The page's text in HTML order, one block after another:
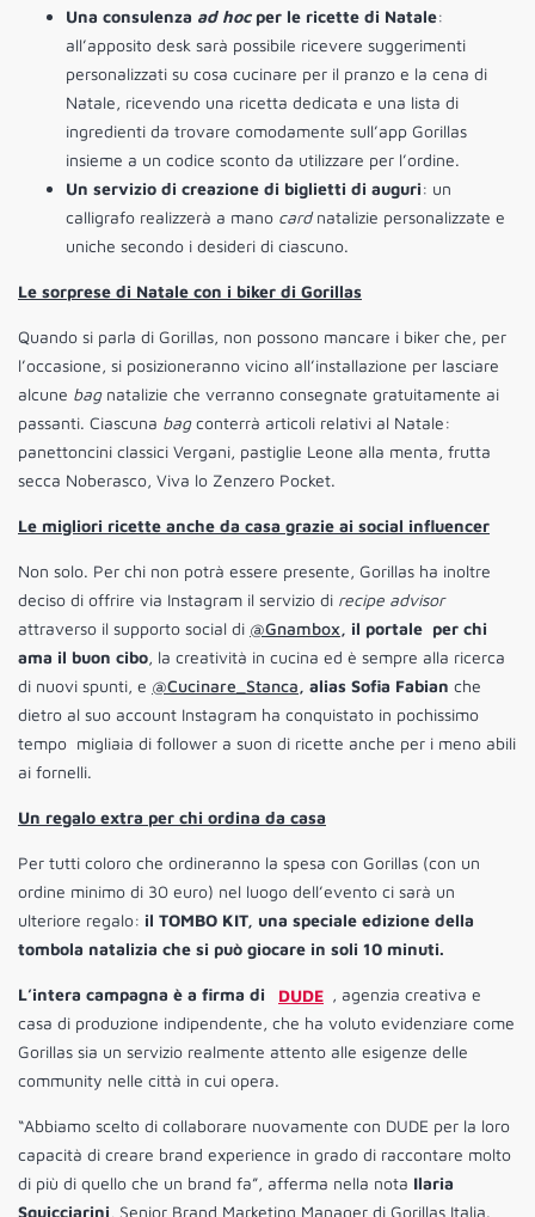
Una consulenza ad hocper le ricette di Natale:
all’apposito desk sarà possibile ricevere suggerimenti
personalizzati su cosa cucinare per il pranzo e la cena di
Natale, ricevendo una ricetta dedicata e una lista di
ingredienti da trovare comodamente sull’app Gorillas
insieme a un codice sconto da utilizzare per l’ordine.
Un servizio di creazione di biglietti di auguri: un
calligrafo realizzerà a mano cardnatalizie personalizzate e
uniche secondo i desideri di ciascuno.
Le sorprese di Natale con i biker di Gorillas
Quando si parla di Gorillas, non possono mancare i biker che, per
l’occasione, si posizioneranno vicino all’installazione per lasciare
alcune bag natalizie che verranno consegnate gratuitamente ai
passanti. Ciascuna bagconterrà articoli relativi al Natale:
panettoncini classici Vergani, pastiglie Leone alla menta, frutta
secca Noberasco, Viva lo Zenzero Pocket.
Le migliori ricette anche da casa grazie ai social influencer
Non solo. Per chi non potrà essere presente, Gorillas ha inoltre
deciso di offrire via Instagram il servizio di recipe advisor
attraverso il supporto social di @Gnambox, il portale per chi
ama il buon cibo, la creatività in cucina ed è sempre alla ricerca
di nuovi spunti, e @Cucinare_Stanca, alias Sofia Fabian che
dietro al suo account Instagram ha conquistato in pochissimo
tempo migliaia di follower a suon di ricette anche per i meno abili
ai fornelli.
Un regalo extra per chi ordina da casa
Per tutti coloro che ordineranno la spesa con Gorillas (con un
ordine minimo di 30 euro) nel luogo dell’evento ci sarà un
ulteriore regalo: il TOMBO KIT, una speciale edizione della
tombola natalizia che si può giocare in soli 10 minuti.
L’intera campagna è a firma di DUDE , agenzia creativa e
casa di produzione indipendente, che ha voluto evidenziare come
Gorillas sia un servizio realmente attento alle esigenze delle
community nelle città in cui opera.
“Abbiamo scelto di collaborare nuovamente con DUDE per la loro
capacità di creare brand experience in grado di raccontare molto
di più di quello che un brand fa”, afferma nella nota Ilaria
Squicciarini, Senior Brand Marketing Manager di Gorillas Italia.